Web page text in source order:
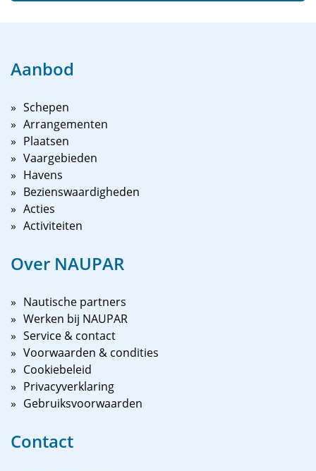
Aanbod
Schepen
Arrangementen
Plaatsen
Vaargebieden
Havens
Bezienswaardigheden
Acties
Activiteiten
Over NAUPAR
Nautische partners
Werken bij NAUPAR
Service & contact
Voorwaarden & condities
Cookiebeleid
Privacyverklaring
Gebruiksvoorwaarden
Contact